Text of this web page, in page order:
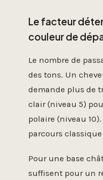
Le facteur
couleur de
Le nombre de
des tons. Un
demande plus de
clair (niveau 5)
polaire (niveau
parcours classique
Pour une base
suffisent pour un